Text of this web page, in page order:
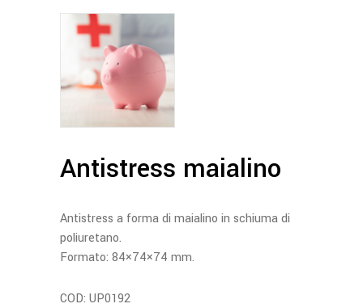
Antistress maialino
Antistress a forma di maialino in schiuma di
poliuretano.
Formato: 84×74×74 mm.
COD: UP0192